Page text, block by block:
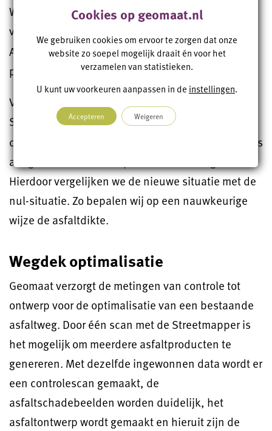
Wanneer uit de controlescan blijkt dat de weg aan
vervanging toe is, maken we een
Aan de hand van dit ontwerp berekenen we in het
programma PaveCalc de asfalthoeveelheden.
Voordat we het asfalt aanbrengen maakt de
Streetmapper een asfaltDTM-meting
dit is de nul-situatie. Nadat de nieuwe laag asfalt is
aangebracht wordt er opnieuw een scan gemaakt.
Hierdoor vergelijken we de nieuwe situatie met de
nul-situatie. Zo bepalen wij op een nauwkeurige
wijze de asfaltdikte.
Wegdek optimalisatie
Geomaat verzorgt de metingen van controle tot
ontwerp voor de optimalisatie van een bestaande
asfaltweg. Door één scan met de Streetmapper is
het mogelijk om meerdere asfaltproducten te
genereren. Met dezelfde ingewonnen data wordt er
een controlescan gemaakt, de
asfaltschadebeelden worden duidelijk, het
asfaltontwerp wordt gemaakt en hieruit zijn de
Cookies op geomaat.nl
We gebruiken cookies om ervoor te zorgen dat onze
website zo soepel mogelijk draait én voor het
verzamelen van statistieken.
U kunt uw voorkeuren aanpassen in de instellingen.
Accepteren Weigeren